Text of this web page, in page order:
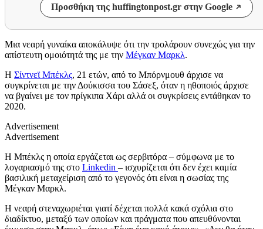
Προσθήκη της huffingtonpost.gr στην Google
Μια νεαρή γυναίκα αποκάλυψε ότι την τρολάρουν συνεχώς για την
απίστευτη ομοιότητά της με την Μέγκαν Μαρκλ.
Η Σίντνεϊ Μπέκλς, 21 ετών, από το Μπόρνμουθ άρχισε να
συγκρίνεται με την Δούκισσα του Σάσεξ, όταν η ηθοποιός άρχισε
να βγαίνει με τον πρίγκιπα Χάρι αλλά οι συγκρίσεις εντάθηκαν το
2020.
Advertisement
Advertisement
Η Μπέκλς η οποία εργάζεται ως σερβιτόρα – σύμφωνα με το
λογαριασμό της στο Linkedin – ισχυρίζεται ότι δεν έχει καμία
βασιλική μεταχείριση από το γεγονός ότι είναι η σωσίας της
Μέγκαν Μαρκλ.
Η νεαρή στεναχωριέται γιατί δέχεται πολλά κακά σχόλια στο
διαδίκτυο, μεταξύ των οποίων και πράγματα που απευθύνονται